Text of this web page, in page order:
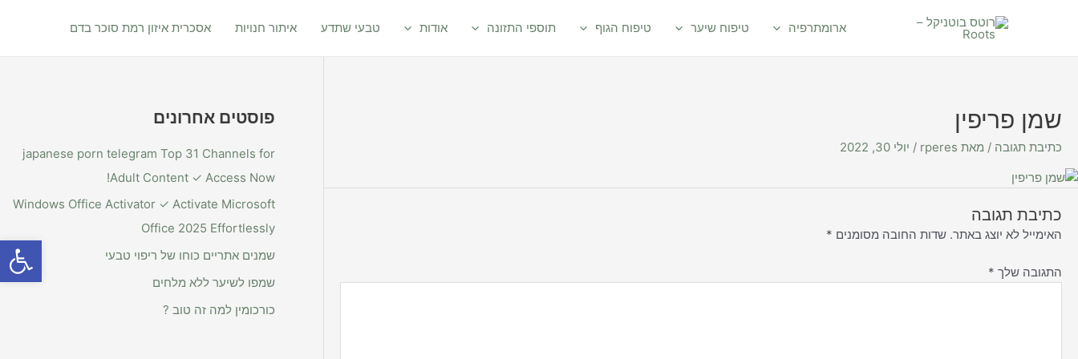
ארומתרפיה טיפוח שיער טיפוח הגוף תוספי התזונה אודות טבעי שתדע איתור חנויות אסכרית איזון רמת סוכר בדם
שמן פריפין
כתיבת תגובה / מאת rperes
/ יולי 30, 2022
כתיבת תגובה
האימייל לא יוצג באתר. שדות החובה מסומנים *
התגובה שלך *
פוסטים אחרונים
japanese porn telegram Top 31 Channels for
Adult Content ✓ Access Now!
Windows Office Activator ✓ Activate Microsoft
Office 2025 Effortlessly
שמנים אתריים כוחו של ריפוי טבעי
שמפו לשיער ללא מלחים
כורכומין למה זה טוב ?
פתח